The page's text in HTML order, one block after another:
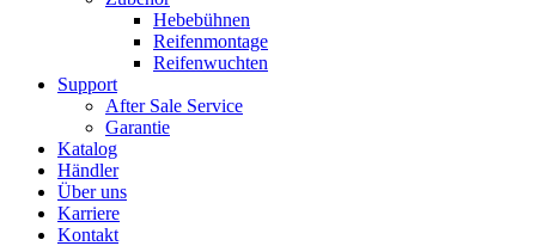
Hebebühnen
Reifenmontage
Reifenwuchten
Support
After Sale Service
Garantie
Katalog
Händler
Über uns
Karriere
Kontakt